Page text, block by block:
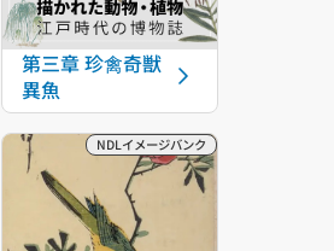
第三章 珍禽奇獣
異魚